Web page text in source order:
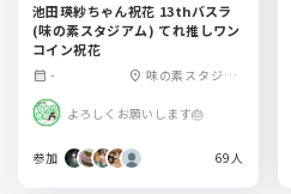
池田瑛紗ちゃん祝花 13thバスラ
(味の素スタジアム) てれ推しワン
コイン祝花
calendar_month - location_on 味の素スタジア
よろしくお願いします🎂
参加 69人